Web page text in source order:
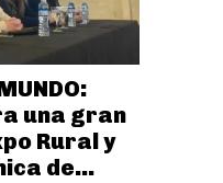
una gran
Rural y
de...